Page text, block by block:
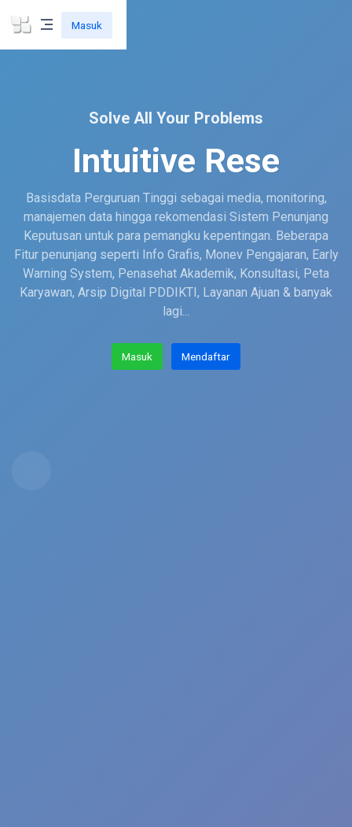
Masuk
Solve All Your Problems
Intuitive Research &
Development
Basisdata Perguruan Tinggi sebagai media, monitoring,
manajemen data hingga rekomendasi Sistem Penunjang
Keputusan untuk para pemangku kepentingan. Beberapa
Fitur penunjang seperti Info Grafis, Monev Pengajaran, Early
Warning System, Penasehat Akademik, Konsultasi, Peta
lagi...